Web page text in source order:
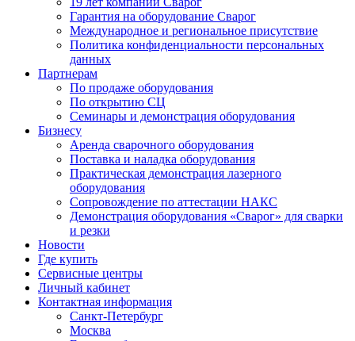
Гарантия на оборудование Сварог
Международное и региональное присутствие
Политика конфиденциальности персональных
данных
Партнерам
По продаже оборудования
По открытию СЦ
Семинары и демонстрация оборудования
Бизнесу
Аренда сварочного оборудования
Поставка и наладка оборудования
Практическая демонстрация лазерного
оборудования
Сопровождение по аттестации НАКС
Демонстрация оборудования «Сварог» для сварки
и резки
Новости
Где купить
Сервисные центры
Личный кабинет
Контактная информация
Санкт-Петербург
Москва